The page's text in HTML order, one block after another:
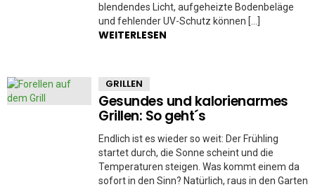
blendendes Licht, aufgeheizte Bodenbeläge
und fehlender UV-Schutz können […]
WEITERLESEN
GRILLEN
Gesundes und kalorienarmes
Grillen: So geht´s
Endlich ist es wieder so weit: Der Frühling
startet durch, die Sonne scheint und die
Temperaturen steigen. Was kommt einem da
sofort in den Sinn? Natürlich, raus in den Garten